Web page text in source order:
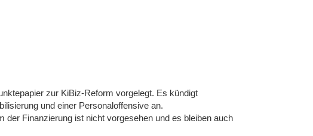
zur KiBiz-Reform vorgelegt. Es kündigt
und einer Personaloffensive an.
Finanzierung ist nicht vorgesehen und es bleiben auch